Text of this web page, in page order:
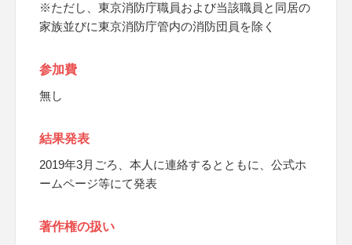
※ただし、東京消防庁職員および当該職員と同居の
家族並びに東京消防庁管内の消防団員を除く
参加費
無し
結果発表
2019年3月ごろ、本人に連絡するとともに、公式ホ
ームページ等にて発表
著作権の扱い